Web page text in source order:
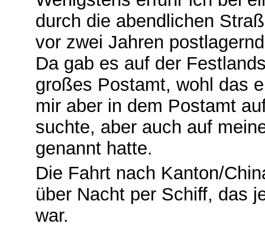
durch die abendlichen
vor zwei Jahren
Da gab es auf der
großes Postamt, wohl das
mir aber in dem Postamt
suchte, aber auch auf
genannt hatte.
Die Fahrt nach Kanton/
über Nacht per Schiff, das
war.